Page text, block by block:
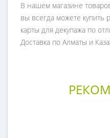
В нашем магазине
вы всегда можете купить
карты для декупажа по
Доставка по Алматы и